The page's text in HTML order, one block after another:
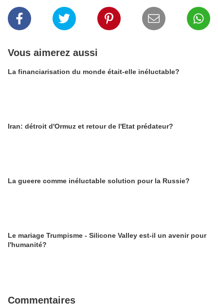
Vous aimerez aussi
La financiarisation du monde était-elle inéluctable?
Iran: détroit d'Ormuz et retour de l'Etat prédateur?
La gueere comme inéluctable solution pour la Russie?
Le mariage Trumpisme - Silicone Valley est-il un avenir pour
l'humanité?
Commentaires